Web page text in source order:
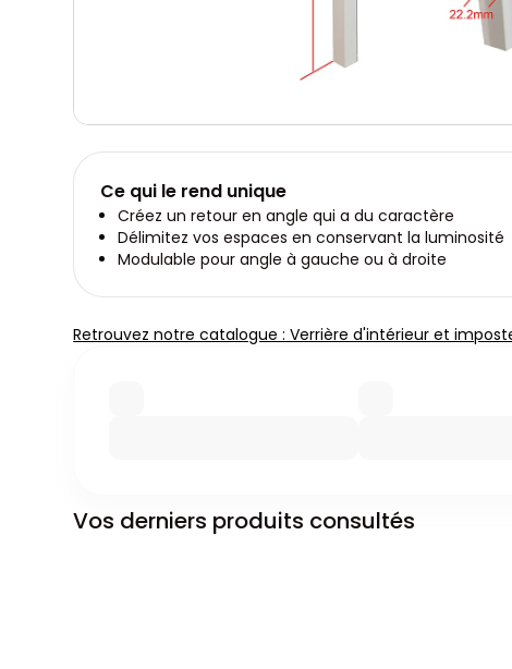
Ce qui le rend unique
Créez un retour en angle qui a du caractère
Délimitez vos espaces en conservant la luminosité
Modulable pour angle à gauche ou à droite
Retrouvez notre catalogue : Verrière d'intérieur et
Vos derniers produits consultés